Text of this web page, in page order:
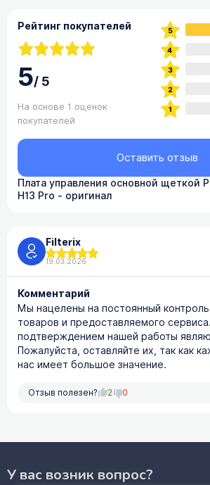
Рейтинг покупателей
5/5
На основе 1 оценок
покупателей
Плата управления основной щеткой
H13 Pro - оригинал
Оставить отзыв
Filterix
19.03.2026
Комментарий
Мы нацелены на постоянный
товаров и предоставляемого
подтверждением нашей работы
Пожалуйста, оставляйте их, так как
нас имеет большое значение.
Отзыв полезен? 2 0
У вас возник вопрос?